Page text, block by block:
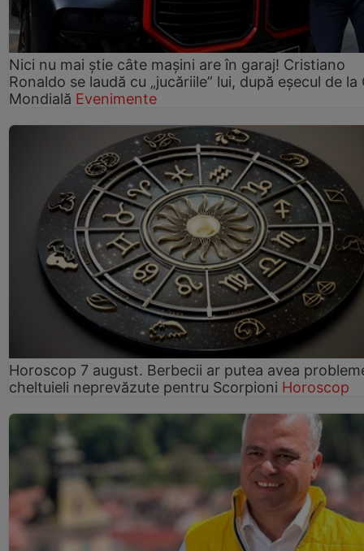
Nici nu mai știe câte mașini are în garaj! Cristiano
Ronaldo se laudă cu „jucăriile” lui, după eșecul de la
Mondială Evenimente
Horoscop 7 august. Berbecii ar putea avea
cheltuieli neprevăzute pentru Scorpioni Horoscop